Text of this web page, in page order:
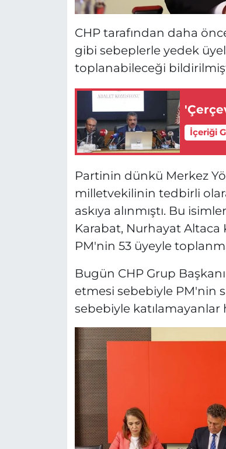
CHP tarafından daha
gibi sebeplerle yedek
toplanabileceği
İçeriği
Partinin dünkü Merkez
milletvekilinin tedbirli
askıya alınmıştı. Bu
Karabat, Nurhayat Altaca
PM'nin 53 üyeyle
Bugün CHP Grup
etmesi sebebiyle PM'nin
sebebiyle katılamayanlar